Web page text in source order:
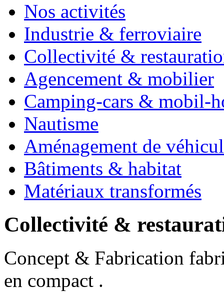
Nos activités
Industrie & ferroviaire
Collectivité &
Agencement & mobilier
Camping-cars & mobil-
Nautisme
Aménagement de
Bâtiments & habitat
Matériaux transformés
Collectivité &
Concept & Fabrication
en compact .